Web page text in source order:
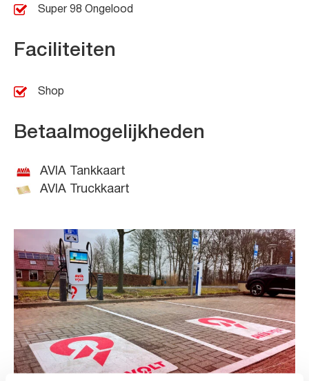
Super 98 Ongelood
Faciliteiten
Shop
Betaalmogelijkheden
AVIA Tankkaart
AVIA Truckkaart